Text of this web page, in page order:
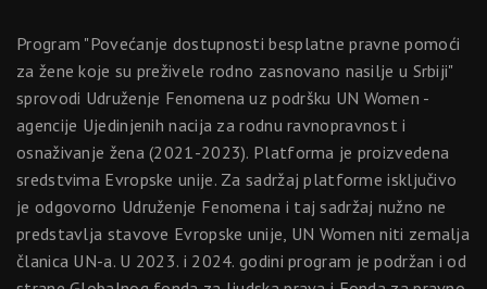
Program "Povećanje dostupnosti besplatne pravne pomoći
za žene koje su preživele rodno zasnovano nasilje u Srbiji"
sprovodi Udruženje Fenomena uz podršku UN Women -
agencije Ujedinjenih nacija za rodnu ravnopravnost i
osnaživanje žena (2021-2023). Platforma je proizvedena
sredstvima Evropske unije. Za sadržaj platforme isključivo
je odgovorno Udruženje Fenomena i taj sadržaj nužno ne
predstavlja stavove Evropske unije, UN Women niti zemalja
članica UN-a. U 2023. i 2024. godini program je podržan i od